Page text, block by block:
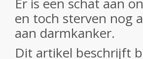
en toch sterven nog
aan darmkanker.
Dit artikel beschrijft